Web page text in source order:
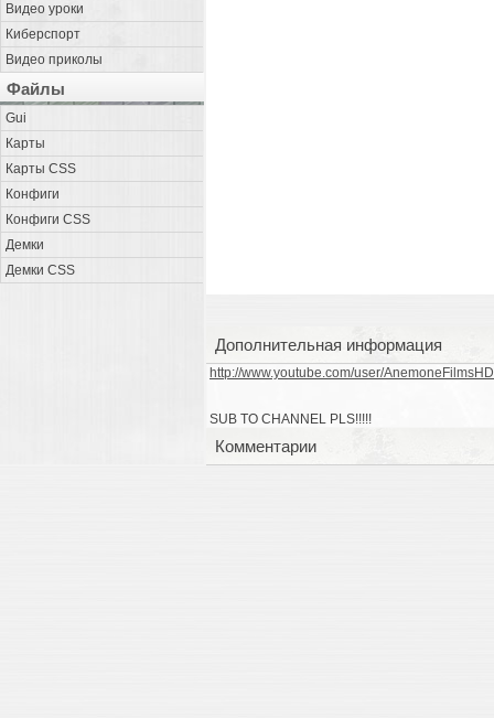
Видео уроки
Киберспорт
Видео приколы
Файлы
Gui
Карты
Карты CSS
Конфиги
Конфиги CSS
Демки
Демки CSS
Дополнительная информация
http://www.youtube.com/user/
SUB TO CHANNEL PLS!!!!!
Комментарии